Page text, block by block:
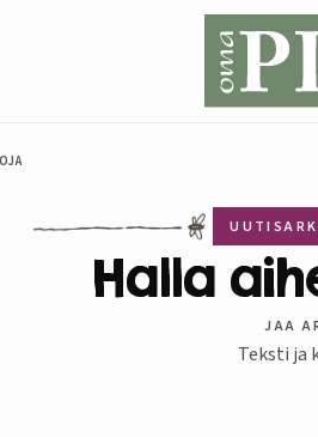
Halla
JAA
Teksti ja